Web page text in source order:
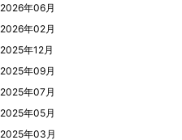
2026年06月
2026年02月
2025年12月
2025年09月
2025年07月
2025年05月
2025年03月